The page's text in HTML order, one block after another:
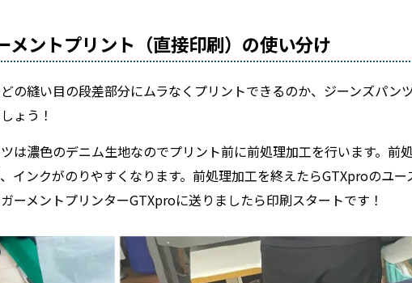
メントプリント（直接印刷）の使い分け
の縫い目の段差部分にムラなくプリントできるのか、ジーンズパン
ょう！
は濃色のデニム生地なのでプリント前に前処理加工を行います。前
インクがのりやすくなります。前処理加工を終えたらGTXproのユ
ーメントプリンターGTXproに送りましたら印刷スタートです！